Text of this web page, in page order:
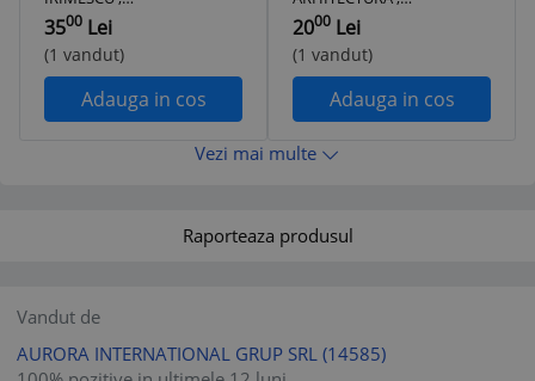
MUNTELE LA APUS
de DOINA CERNICA
, 2010
3500 Lei
(1 vandut)
Adauga in cos
BUCURESTI , 2010
2000 Lei
(1 vandut)
Adauga in cos
Vezi mai multe
Raporteaza produsul
Vandut de
AURORA INTERNATIONAL GRUP SRL (14585)